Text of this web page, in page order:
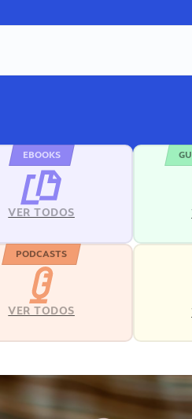
EBOOKS
VER TODOS
PODCASTS
VER TODOS